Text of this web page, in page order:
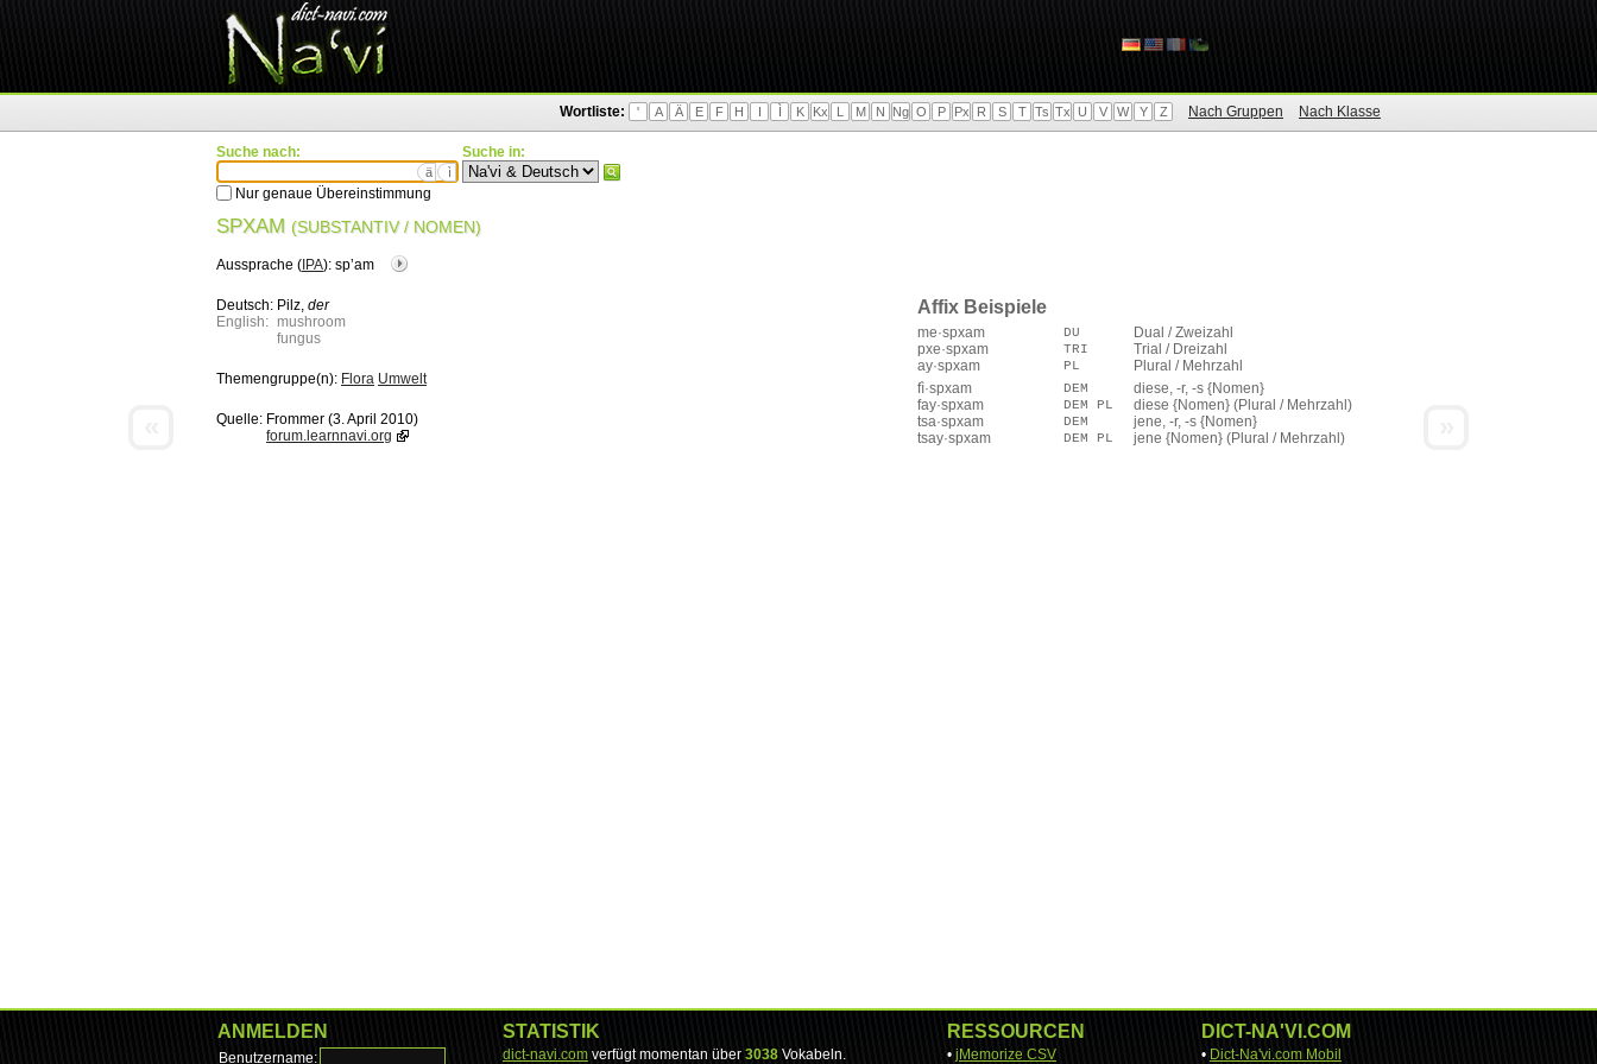
Wortliste: ' A Ä E F H I Ì K Kx L M N Ng O P Px R S T Ts Tx U V W Y Z Nach Gruppen Nach Klasse
Suche nach:
ä ì
Nur genaue Übereinstimmung
Suche in:
SPXAM (SUBSTANTIV / NOMEN)
Aussprache ( IPA): spʼam
Deutsch: Pilz, der
English: mushroom
fungus
Themengruppe(n): Flora Umwelt
Quelle: Frommer (3. April 2010)
forum.learnnavi.org
Affix Beispiele
me·spxam DU
Dual / Zweizahl
pxe·spxam
TRI
Trial / Dreizahl
ay·spxam
PL
Plural / Mehrzahl
fì·spxam
DEM
diese, -r, -s {Nomen}
fay·spxam
DEM PL
diese {Nomen} (Plural / Mehrzahl)
tsa·spxam
DEM
jene, -r, -s {Nomen}
tsay·spxam
DEM PL jene {Nomen} (Plural / Mehrzahl)
ANMELDEN
Benutzername:
STATISTIK
dict-navi.com verfügt momentan über 3038 Vokabeln.
RESSOURCEN
• jMemorize CSV
DICT-NA'VI.COM
• Dict-Na'vi.com Mobil